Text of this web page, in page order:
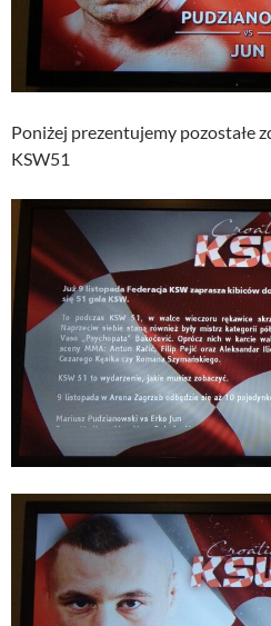
Poniżej prezentujemy pozostałe
KSW51